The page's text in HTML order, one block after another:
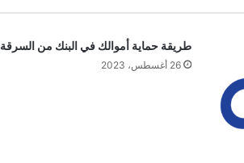
طريقة حماية أموالك في البنك من السرقة
26 أغسطس، 2023